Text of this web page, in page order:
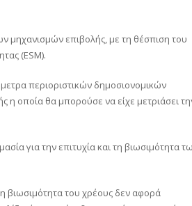
μηχανισμών επιβολής, με τη θέσπιση του
(ESM).
περιοριστικών δημοσιονομικών
η οποία θα μπορούσε να είχε μετριάσει
για την επιτυχία και τη βιωσιμότητα
βιωσιμότητα του χρέους δεν αφορά